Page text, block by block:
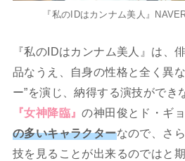
『私のIDはカンナム美人』
『私のIDはカンナム美人』は、
品なうえ、自身の性格と全く異
ー”を演じ、納得する演技ができ
『女神降臨』の神田俊とド・ギ
の多いキャラクターなので、さ
技を見ることが出来るのではと